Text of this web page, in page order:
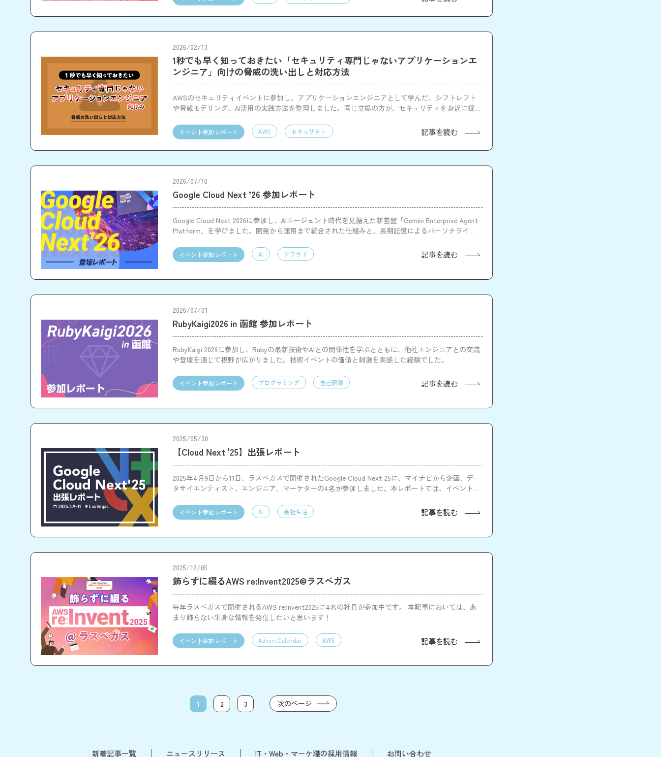
2026/02/13
1秒でも早く知っておきたい「セキュリティ専門じゃないアプリケーションエ
ンジニア」向けの脅威の洗い出しと対応方法
AWSのセキュリティイベントに参加し、アプリケーションエンジニアとして学んだ、シフトレフト
や脅威モデリング、AI活用の実践方法を整理しました。同じ立場の方が、セキュリティを身近に捉
イベント参加レポート AWS セキュリティ 記事を読む
2026/07/10
Google Cloud Next ’26 参加レポート
Google Cloud Next 2026に参加し、AIエージェント時代を見据えた新基盤「Gemini Enterprise Agent
Platform」を学びました。開発から運用まで統合された仕組みと、長期記憶によるパーソナライズ
イベント参加レポート AI クラウド 記事を読む
2026/07/01
RubyKaigi2026 in 函館 参加レポート
RubyKaigi 2026に参加し、Rubyの最新技術やAIとの関係性を学ぶとともに、他社エンジニアとの交流
や登壇を通じて視野が広がりました。技術イベントの価値と刺激を実感した経験でした。
イベント参加レポート プログラミング 自己研鑽 記事を読む
2025/05/30
【Cloud Next '25】出張レポート
2025年4月9日から11日、ラスベガスで開催されたGoogle Cloud Next 25に、マイナビから企画、デー
タサイエンティスト、エンジニア、マーケターの4名が参加しました。本レポートでは、イベントの
イベント参加レポート AI 会社生活 記事を読む
2025/12/05
飾らずに綴るAWS re:Invent2025@ラスベガス
毎年ラスベガスで開催されるAWS re:Invent2025に4名の社員が参加中です。 本記事においては、あ
まり飾らない生身な情報を発信したいと思います！
イベント参加レポート AdventCalendar AWS 記事を読む
1 2 3 次のページ
新着記事一覧 ニュースリリース IT・Web・マーケ職の採用情報 お問い合わせ